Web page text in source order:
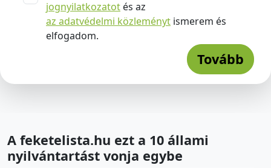
jognyilatkozatot és az
az adatvédelmi közleményt ismerem és
elfogadom.
Tovább
A feketelista.hu ezt a 10 állami
nyilvántartást vonja egybe